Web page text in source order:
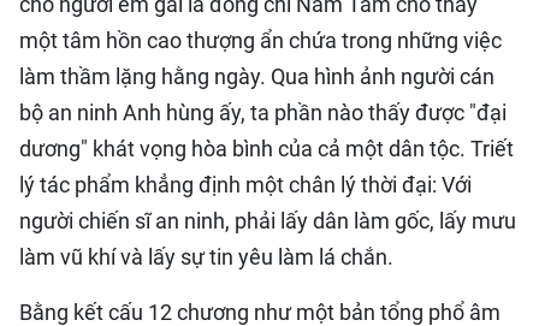
một tâm hồn cao thượng ẩn chứa trong những việc
làm thầm lặng hằng ngày. Qua hình ảnh người cán
bộ an ninh Anh hùng ấy, ta phần nào thấy được "đại
dương" khát vọng hòa bình của cả một dân tộc. Triết
lý tác phẩm khẳng định một chân lý thời đại: Với
người chiến sĩ an ninh, phải lấy dân làm gốc, lấy mưu
làm vũ khí và lấy sự tin yêu làm lá chắn.
Bằng kết cấu 12 chương như một bản tổng phổ âm